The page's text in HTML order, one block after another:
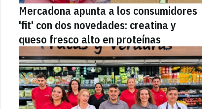
Mercadona apunta a los consumidores
'fit' con dos novedades: creatina y
queso fresco alto en proteínas